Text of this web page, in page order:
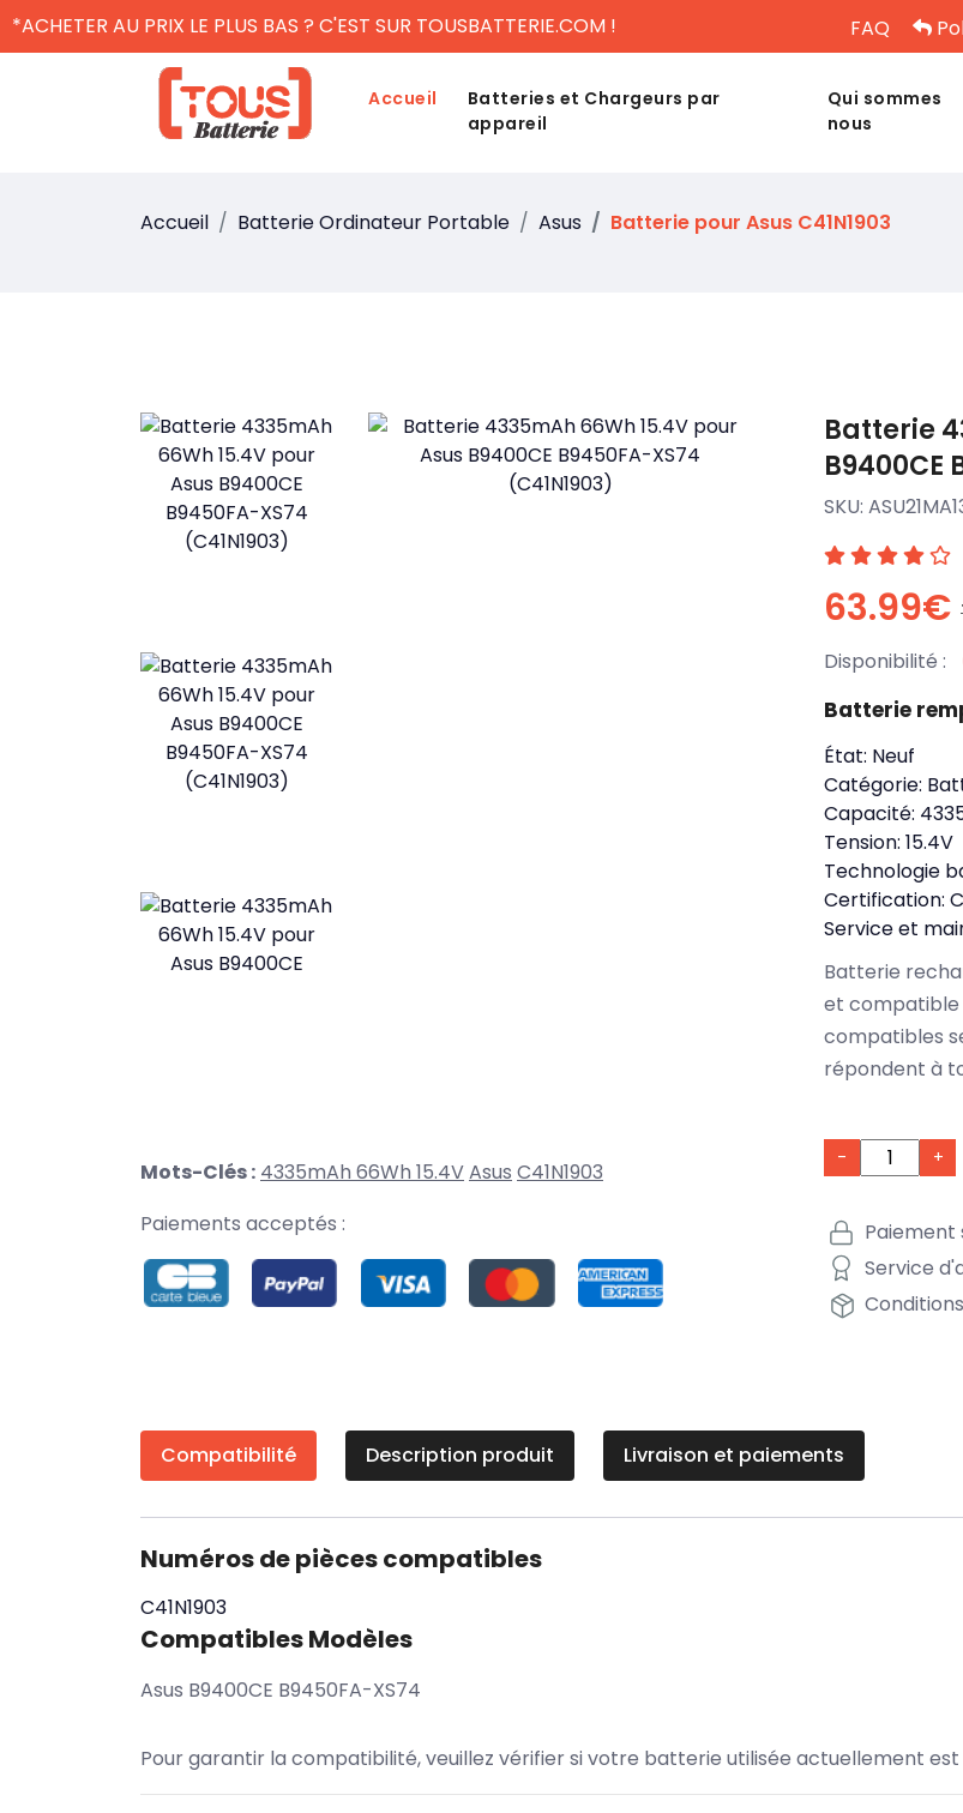
*ACHETER AU PRIX LE PLUS BAS ? C'EST SUR TOUSBATTERIE.COM ! FAQ
Accueil
Batteries et Chargeurs par
appareil
Qui sommes
nous
Accueil Batterie Ordinateur Portable Asus Batterie pour Asus C41N1903
Mots-Clés : 4335mAh 66Wh 15.4VAsus C41N1903
Paiements acceptés :
Batterie
B9400CE
SKU:
63.99€
Disponibilité :
Batterie
État: Neuf
Catégorie:
Capacité:
Tension: 15.4V
Technologie
Certification:
Service et
Batterie
et compatible
compatibles
répondent à
- +
Paiement
Service
Compatibilité Description produit Livraison et paiements
Numéros de pièces compatibles
C41N1903
Compatibles Modèles
Asus B9400CE B9450FA-XS74
Pour garantir la compatibilité, veuillez vérifier si votre batterie utilisée actuellement